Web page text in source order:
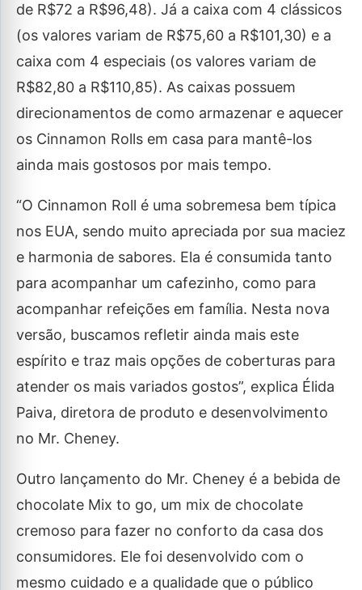
de R$72 a R$96,48). Já a caixa com 4 clássicos
(os valores variam de R$75,60 a R$101,30) e a
caixa com 4 especiais (os valores variam de
R$82,80 a R$110,85). As caixas possuem
direcionamentos de como armazenar e aquecer
os Cinnamon Rolls em casa para mantê-los
ainda mais gostosos por mais tempo.
“O Cinnamon Roll é uma sobremesa bem típica
nos EUA, sendo muito apreciada por sua maciez
e harmonia de sabores. Ela é consumida tanto
para acompanhar um cafezinho, como para
acompanhar refeições em família. Nesta nova
versão, buscamos refletir ainda mais este
espírito e traz mais opções de coberturas para
atender os mais variados gostos”, explica Élida
Paiva, diretora de produto e desenvolvimento
no Mr. Cheney.
Outro lançamento do Mr. Cheney é a bebida de
chocolate Mix to go, um mix de chocolate
cremoso para fazer no conforto da casa dos
consumidores. Ele foi desenvolvido com o
mesmo cuidado e a qualidade que o público